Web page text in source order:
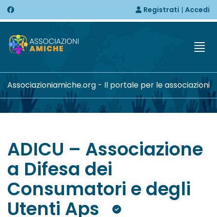
Registrati | Accedi
Associazioniamiche.org - Il portale per le associazioni
ADICU – Associazione
a Difesa dei
Consumatori e degli
Utenti Aps